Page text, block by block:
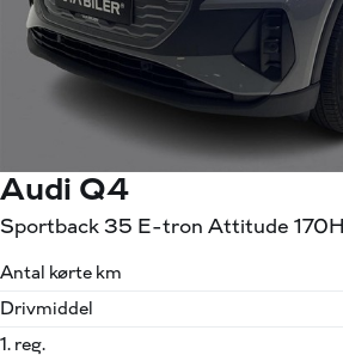
Audi Q4
Sportback 35 E-tron Attitude
Antal kørte km
Drivmiddel
1. reg.